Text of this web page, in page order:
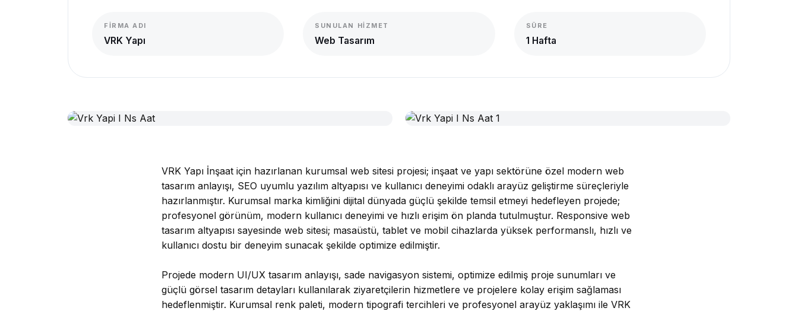
FIRMA ADI
VRK Yapı
SUNULAN HIZMET
Web Tasarım
SÜRE
1 Hafta
VRK Yapı İnşaat için hazırlanan kurumsal web sitesi projesi; inşaat ve yapı sektörüne özel modern web
tasarım anlayışı, SEO uyumlu yazılım altyapısı ve kullanıcı deneyimi odaklı arayüz geliştirme süreçleriyle
hazırlanmıştır. Kurumsal marka kimliğini dijital dünyada güçlü şekilde temsil etmeyi hedefleyen projede;
profesyonel görünüm, modern kullanıcı deneyimi ve hızlı erişim ön planda tutulmuştur. Responsive web
tasarım altyapısı sayesinde web sitesi; masaüstü, tablet ve mobil cihazlarda yüksek performanslı, hızlı ve
kullanıcı dostu bir deneyim sunacak şekilde optimize edilmiştir.
Projede modern UI/UX tasarım anlayışı, sade navigasyon sistemi, optimize edilmiş proje sunumları ve
güçlü görsel tasarım detayları kullanılarak ziyaretçilerin hizmetlere ve projelere kolay erişim sağlaması
hedeflenmiştir. Kurumsal renk paleti, modern tipografi tercihleri ve profesyonel arayüz yaklaşımı ile VRK